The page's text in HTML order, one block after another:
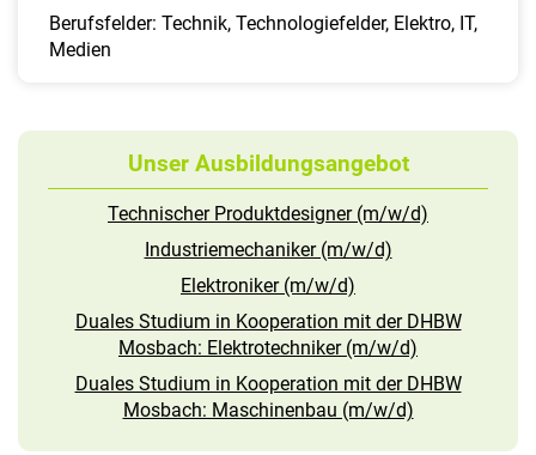
Berufsfelder: Technik, Technologiefelder, Elektro, IT,
Medien
Unser Ausbildungsangebot
Technischer Produktdesigner (m/w/d)
Industriemechaniker (m/w/d)
Elektroniker (m/w/d)
Duales Studium in Kooperation mit der DHBW
Mosbach: Elektrotechniker (m/w/d)
Duales Studium in Kooperation mit der DHBW
Mosbach: Maschinenbau (m/w/d)